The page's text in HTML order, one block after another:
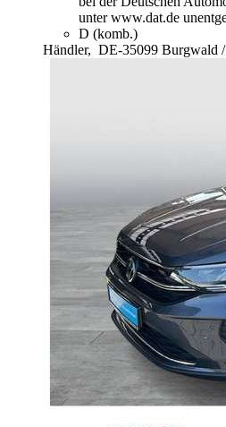
unter www.dat.de
D (komb.)
Händler, DE-35099 Burgwald